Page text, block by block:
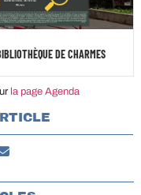
DE CHARMES
la page Agenda